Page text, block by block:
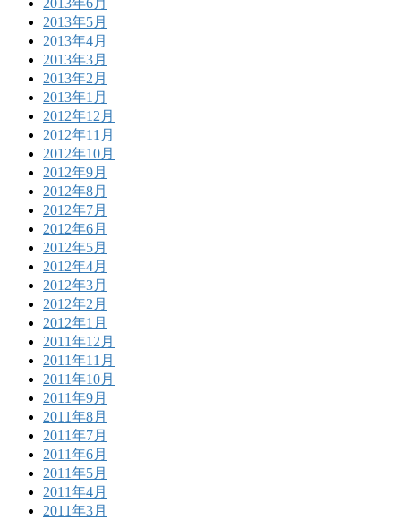
2013年5月
2013年4月
2013年3月
2013年2月
2013年1月
2012年12月
2012年11月
2012年10月
2012年9月
2012年8月
2012年7月
2012年6月
2012年5月
2012年4月
2012年3月
2012年2月
2012年1月
2011年12月
2011年11月
2011年10月
2011年9月
2011年8月
2011年7月
2011年6月
2011年5月
2011年4月
2011年3月